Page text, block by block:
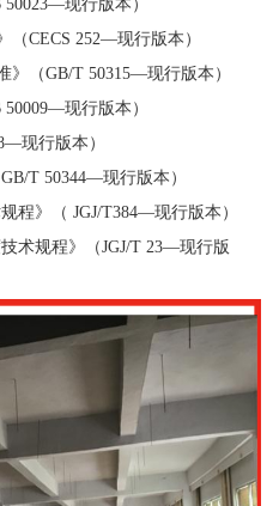
（CECS 252—现行版本）
》（GB/T 50315—现行版本）
现行版本）
现行版本）
T 50344—现行版本）
程》（ JGJ/T384—现行版本）
术规程》（JGJ/T 23—现行版